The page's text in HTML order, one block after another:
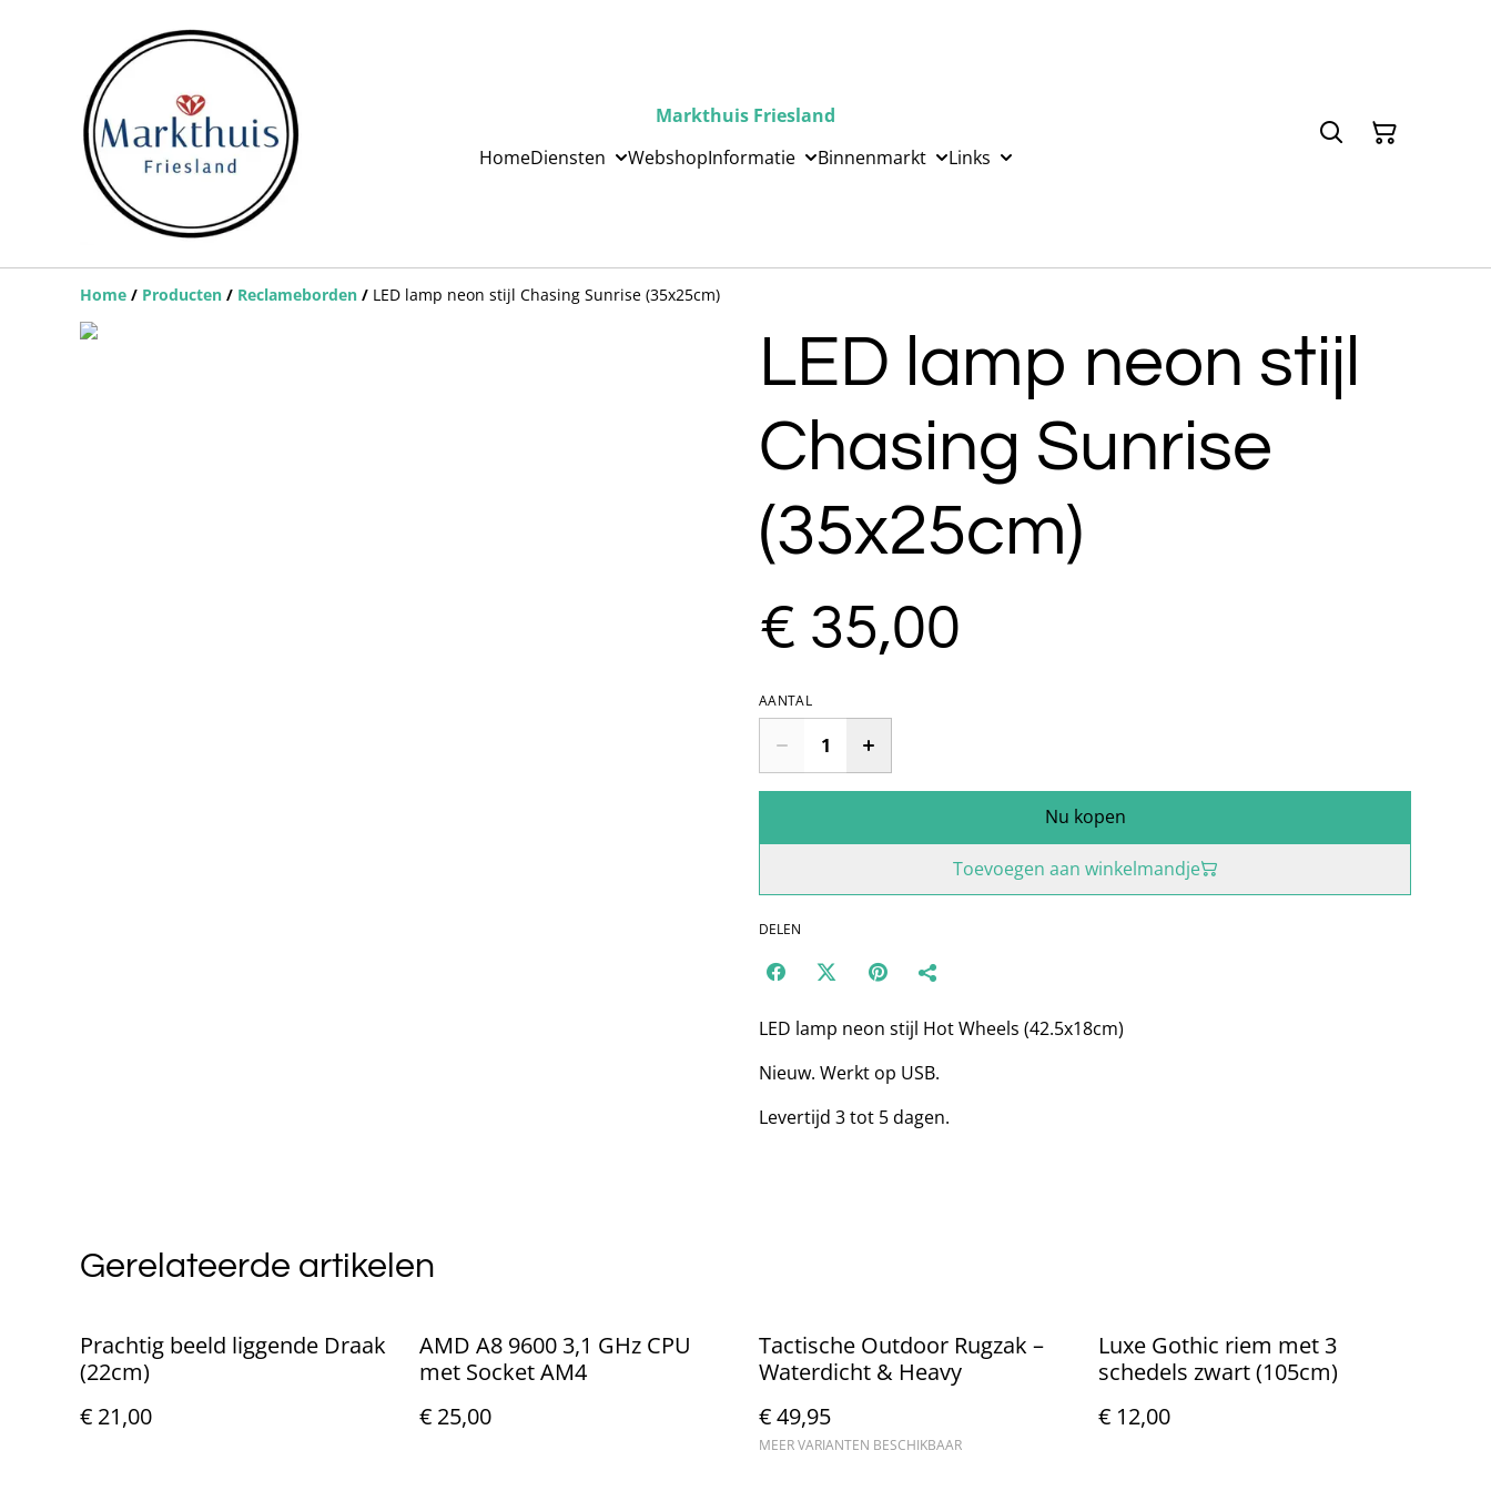
Markthuis Friesland
HomeDiensten WebshopInformatie Binnenmarkt Links
Home / Producten / Reclameborden / LED lamp neon stijl Chasing Sunrise (35x25cm)
LED lamp neon stijl
Chasing Sunrise
(35x25cm)
€ 35,00
AANTAL
Nu kopen
Toevoegen aan winkelmandje
DELEN
LED lamp neon stijl Hot Wheels (42.5x18cm)
Nieuw. Werkt op USB.
Levertijd 3 tot 5 dagen.
Gerelateerde artikelen
Prachtig beeld liggende Draak
(22cm)
€ 21,00
AMD A8 9600 3,1 GHz CPU
met Socket AM4
€ 25,00
Tactische Outdoor Rugzak –
Waterdicht & Heavy
€ 49,95
MEER VARIANTEN BESCHIKBAAR
Luxe Gothic riem met 3
schedels zwart (105cm)
€ 12,00